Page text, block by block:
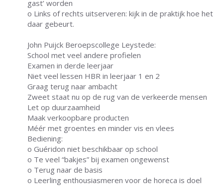
gast’ worden
o Links of rechts uitserveren: kijk in de praktijk hoe het
daar gebeurt.
John Puijck Beroepscollege Leystede:
School met veel andere profielen
Examen in derde leerjaar
Niet veel lessen HBR in leerjaar 1 en 2
Graag terug naar ambacht
Zweet staat nu op de rug van de verkeerde mensen
Let op duurzaamheid
Maak verkoopbare producten
Méér met groentes en minder vis en vlees
Bediening:
o Guéridon niet beschikbaar op school
o Te veel “bakjes” bij examen ongewenst
o Terug naar de basis
o Leerling enthousiasmeren voor de horeca is doel